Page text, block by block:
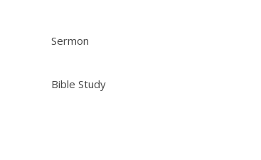
Sermon
Bible Study